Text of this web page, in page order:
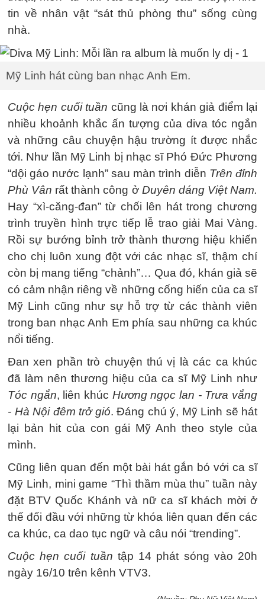
tin về nhân vật “sát thủ phòng thu” sống cùng
nhà.
Mỹ Linh hát cùng ban nhạc Anh Em.
Cuộc hẹn cuối tuần cũng là nơi khán giả điểm lại
nhiều khoảnh khắc ấn tượng của diva tóc ngắn
và những câu chuyện hậu trường ít được nhắc
tới. Như lần Mỹ Linh bị nhạc sĩ Phó Đức Phương
“dội gáo nước lạnh” sau màn trình diễn Trên đỉnh
Phù Vân rất thành công ở Duyên dáng Việt Nam.
Hay “xì-căng-đan” từ chối lên hát trong chương
trình truyền hình trực tiếp lễ trao giải Mai Vàng.
Rồi sự bướng bỉnh trở thành thương hiệu khiến
cho chị luôn xung đột với các nhạc sĩ, thậm chí
còn bị mang tiếng “chảnh”… Qua đó, khán giả sẽ
có cảm nhận riêng về những cống hiến của ca sĩ
Mỹ Linh cũng như sự hỗ trợ từ các thành viên
trong ban nhạc Anh Em phía sau những ca khúc
nổi tiếng.
Đan xen phần trò chuyện thú vị là các ca khúc
đã làm nên thương hiệu của ca sĩ Mỹ Linh như
Tóc ngắn, liên khúc Hương ngọc lan - Trưa vắng
- Hà Nội đêm trở gió. Đáng chú ý, Mỹ Linh sẽ hát
lại bản hit của con gái Mỹ Anh theo style của
mình.
Cũng liên quan đến một bài hát gắn bó với ca sĩ
Mỹ Linh, mini game “Thì thầm mùa thu” tuần này
đặt BTV Quốc Khánh và nữ ca sĩ khách mời ở
thế đối đầu với những từ khóa liên quan đến các
ca khúc, ca dao tục ngữ và câu nói “trending”.
Cuộc hẹn cuối tuần tập 14 phát sóng vào 20h
ngày 16/10 trên kênh VTV3.